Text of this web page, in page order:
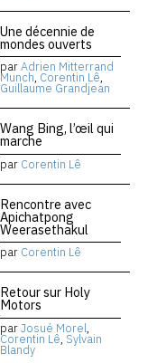
Une décennie de
mondes ouverts
parAdrien Mitterrand
Munch, Corentin Lê,
Guillaume Grandjean
Wang Bing, l’œil qui
marche
par Corentin Lê
Rencontre avec
Apichatpong
Weerasethakul
par Corentin Lê
Retour sur Holy
Motors
parJosué Morel,
Corentin Lê, Sylvain
Blandy